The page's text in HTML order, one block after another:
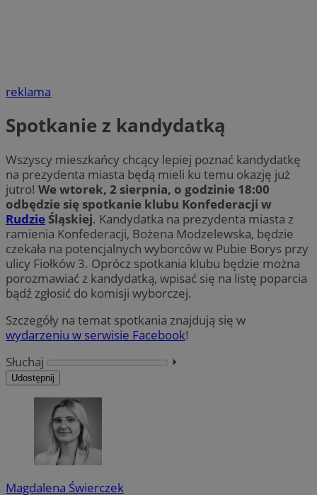
reklama
Spotkanie z kandydatką
Wszyscy mieszkańcy chcący lepiej poznać kandydatkę
na prezydenta miasta będą mieli ku temu okazję już
jutro! We wtorek, 2 sierpnia, o godzinie 18:00
odbędzie się spotkanie klubu Konfederacji w
Rudzie Śląskiej. Kandydatka na prezydenta miasta z
ramienia Konfederacji, Bożena Modzelewska, będzie
czekała na potencjalnych wyborców w Pubie Borys przy
ulicy Fiołków 3. Oprócz spotkania klubu będzie można
porozmawiać z kandydatką, wpisać się na listę poparcia
bądź zgłosić do komisji wyborczej.
Szczegóły na temat spotkania znajdują się w
wydarzeniu w serwisie Facebook!
Słuchaj
⏵︎
Udostępnij
Magdalena Świerczek